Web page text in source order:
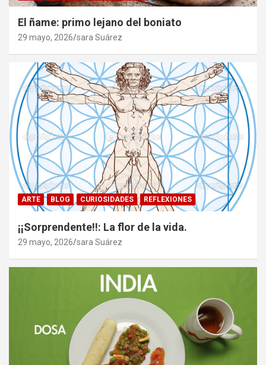
El ñame: primo lejano del boniato
29 mayo, 2026 sara Suárez
ARTE BLOG CURIOSIDADES REFLEXIONES
¡¡Sorprendente!!: La flor de la vida.
29 mayo, 2026 sara Suárez